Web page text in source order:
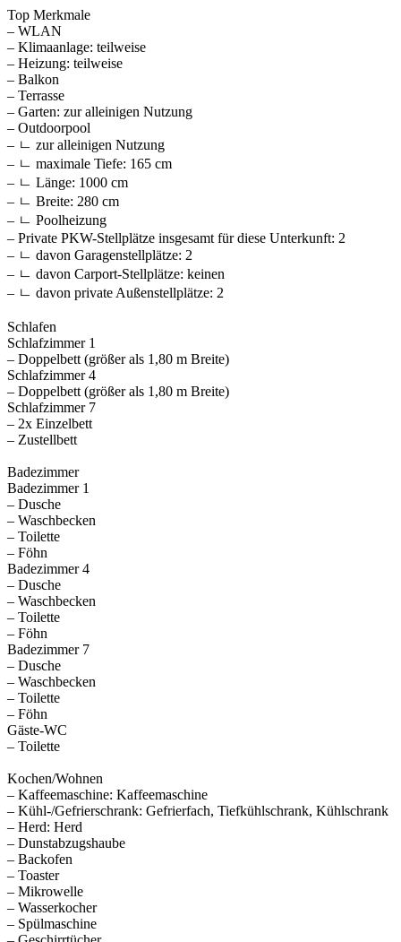
Top Merkmale
– WLAN
– Klimaanlage: teilweise
– Heizung: teilweise
– Balkon
– Terrasse
– Garten: zur alleinigen Nutzung
– Outdoorpool
– ㄴ zur alleinigen Nutzung
– ㄴ maximale Tiefe: 165 cm
– ㄴ Länge: 1000 cm
– ㄴ Breite: 280 cm
– ㄴ Poolheizung
– Private PKW-Stellplätze insgesamt für diese Unterkunft: 2
– ㄴ davon Garagenstellplätze: 2
– ㄴ davon Carport-Stellplätze: keinen
– ㄴ davon private Außen­stellplätze: 2
Schlafen
Schlafzimmer 1
– Doppelbett (größer als 1,80 m Breite)
Schlafzimmer 4
– Doppelbett (größer als 1,80 m Breite)
Schlafzimmer 7
– 2x Einzelbett
– Zustellbett
Badezimmer
Badezimmer 1
– Dusche
– Waschbecken
– Toilette
– Föhn
Badezimmer 4
– Dusche
– Waschbecken
– Toilette
– Föhn
Badezimmer 7
– Dusche
– Waschbecken
– Toilette
– Föhn
Gäste-WC
– Toilette
Kochen/Wohnen
– Kaffeemaschine: Kaffeemaschine
– Kühl-/Gefrierschrank: Gefrierfach, Tiefkühlschrank, Kühlschrank
– Herd: Herd
– Dunstabzugshaube
– Backofen
– Toaster
– Mikrowelle
– Wasserkocher
– Spülmaschine